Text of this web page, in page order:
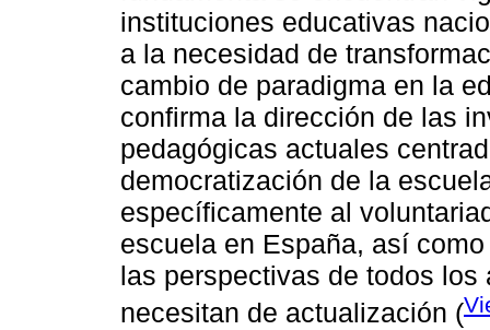
instituciones educativas
a la necesidad de
cambio de paradigma en la
confirma la dirección de las
pedagógicas actuales
democratización de la
específicamente al
escuela en España, así
las perspectivas de todos
necesitan de actualización (